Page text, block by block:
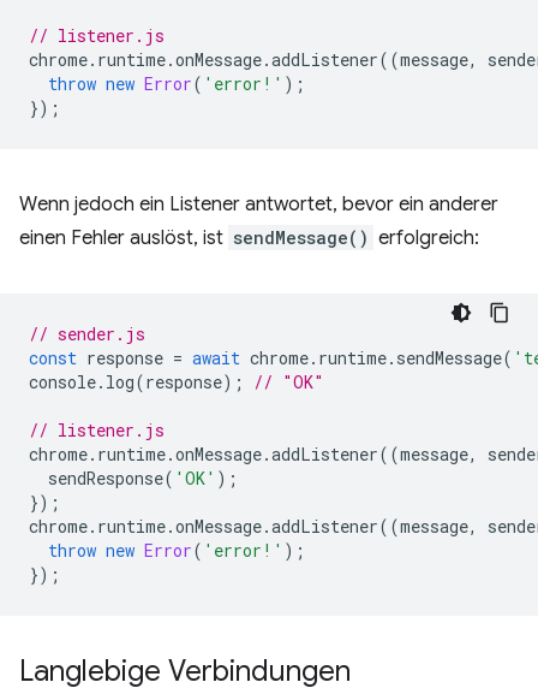
// listener.js
chrome. runtime.onMessage.addListener((message,
throw new Error( 'error!' );
});
Wenn jedoch ein Listener antwortet, bevor ein anderer
einen Fehler auslöst, ist sendMessage() erfolgreich:
// sender.js
const response = await chrome. runtime. sendMessage(
console. log(response); // "OK"
// listener.js
chrome. runtime.onMessage.addListener((message,
sendResponse( 'OK' );
});
chrome. runtime.onMessage.addListener((message,
throw new Error( 'error!' );
});
Langlebige Verbindungen